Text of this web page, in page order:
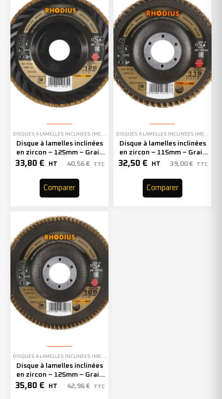
DISQUES À LAMELLES INCLINÉES (MEULAGE)
Disque à lamelles inclinées
en zircon – 125mm – Grain
60 – 211411 (x10)
33,80 € HT 40,56 € TTC
Comparer
DISQUES À LAMELLES INCLINÉES (MEULAGE)
Disque à lamelles inclinées
en zircon – 115mm – Grain
40 – 208737 (x10)
32,50 € HT 39,00 € TTC
Comparer
DISQUES À LAMELLES INCLINÉES (MEULAGE)
Disque à lamelles inclinées
en zircon – 125mm – Grain
80 – 208742 (x10)
35,80 € HT 42,96 € TTC